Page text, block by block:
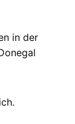
in der